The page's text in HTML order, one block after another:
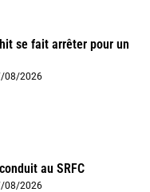
se fait arrêter pour un
08/2026
au SRFC
08/2026